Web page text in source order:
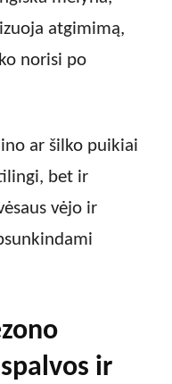
atgimimą,
norisi po
ar šilko puikiai
bet ir
vėjo ir
ir